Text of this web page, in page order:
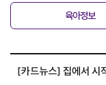
육아정보
[카드뉴스] 집에서 시